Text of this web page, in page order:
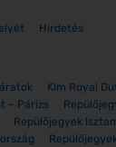
Hirdetés
Klm Royal
– Párizs
Repülőjegyek